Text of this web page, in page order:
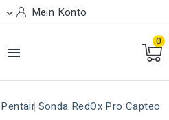
 Mein Konto

0
Pentair Sonda RedOx Pro Capteo